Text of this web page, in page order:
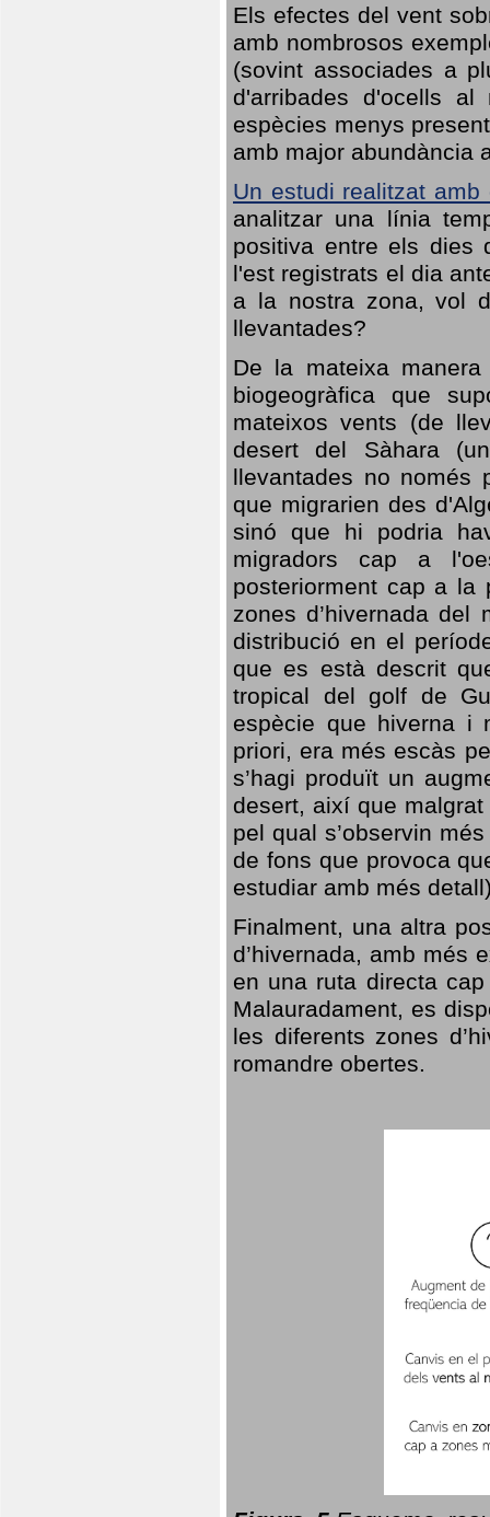
Els efectes del vent
amb nombrosos
(sovint associades a
d'arribades d'ocells
espècies menys
amb major abundància
Un estudi realitzat amb
analitzar una línia
positiva entre els dies
l'est registrats el dia
a la nostra zona, vol
llevantades?
De la mateixa
biogeogràfica que
mateixos vents (de
desert del Sàhara
llevantades no només
que migrarien des
sinó que hi podria
migradors cap a
posteriorment cap a la
zones d’hivernada
distribució en el
que es està descrit
tropical del golf de
espècie que hiverna i
priori, era més escàs
s’hagi produït un
desert, així que
pel qual s’observin
de fons que provoca
estudiar amb més
Finalment, una altra
d’hivernada, amb més
en una ruta directa
Malauradament, es
les diferents zones
romandre obertes.